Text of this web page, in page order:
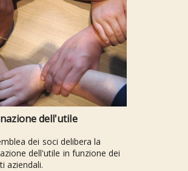
dell'utile
dei soci delibera la
dell'utile in funzione dei
aziendali.